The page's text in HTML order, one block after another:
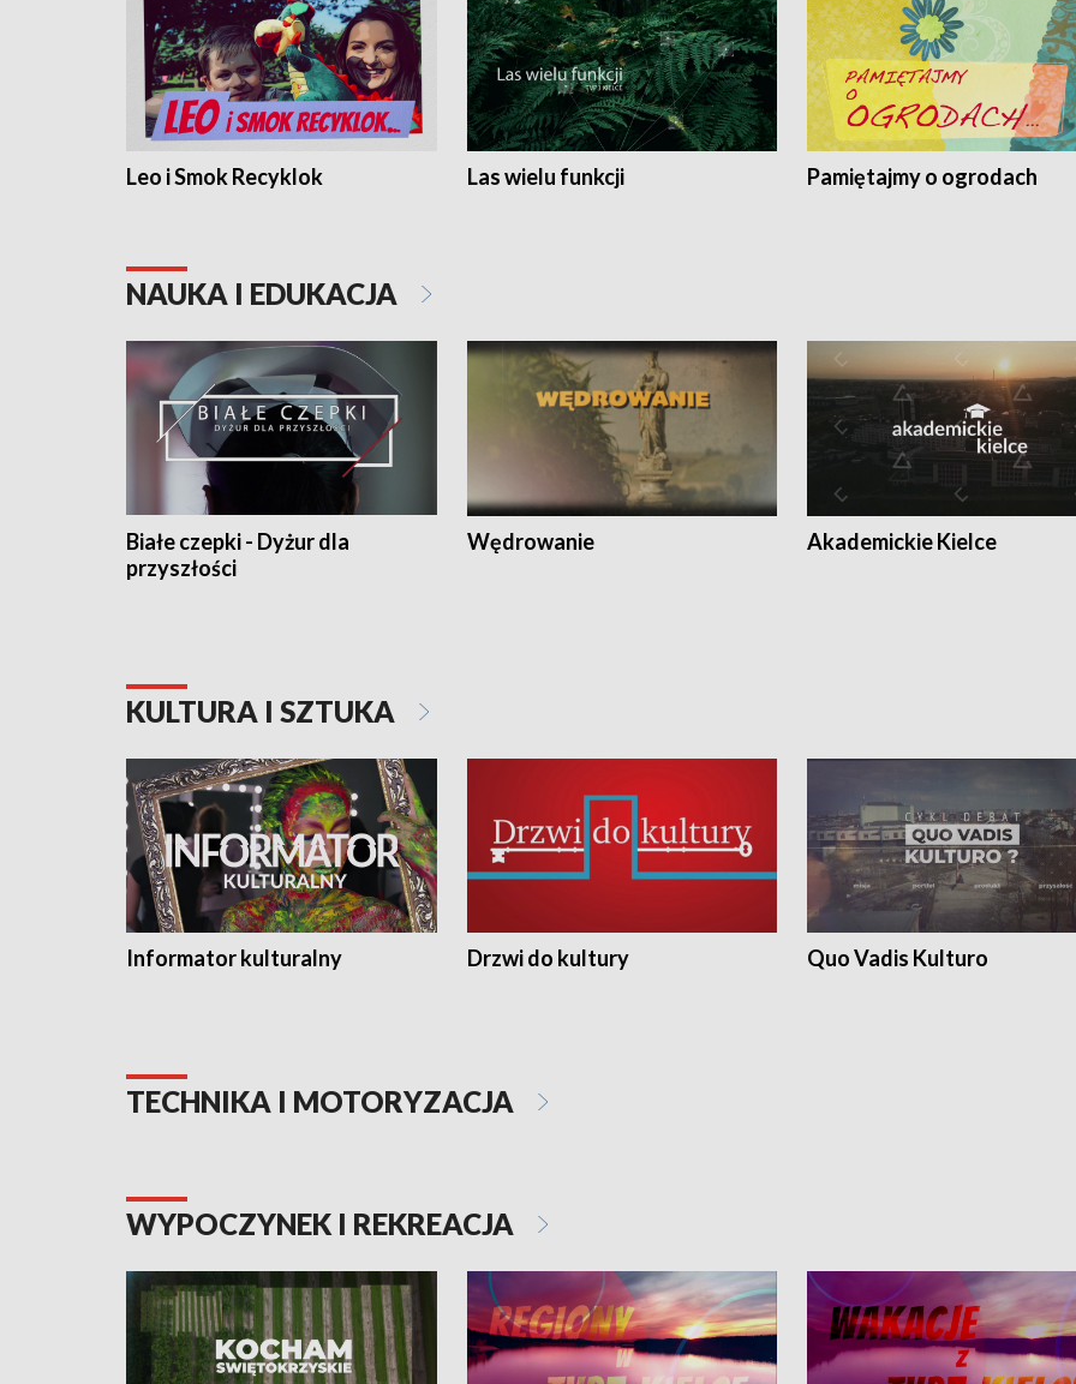
Leo i Smok Recyklok Las wielu funkcji Pamiętajmy o ogrodach
NAUKA I EDUKACJA
Białe czepki - Dyżur dla
przyszłości
Wędrowanie Akademickie Kielce
KULTURA I SZTUKA
Informator kulturalny Drzwi do kultury Quo Vadis Kulturo
TECHNIKA I MOTORYZACJA
WYPOCZYNEK I REKREACJA